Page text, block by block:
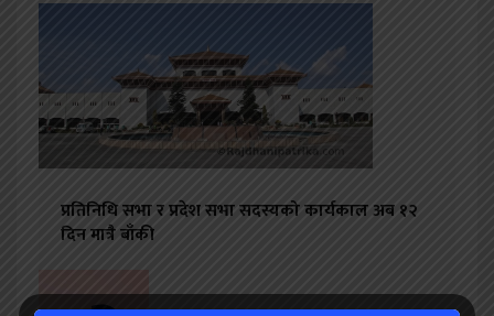
प्रतिनिधि सभा र प्रदेश सभा सदस्यको कार्यकाल अब १२
दिन मात्रै बाँकी